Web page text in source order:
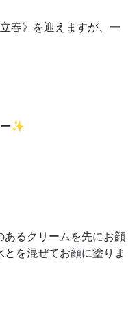
春》を迎えますが、一
✨
るクリームを先にお顔
を混ぜてお顔に塗りま